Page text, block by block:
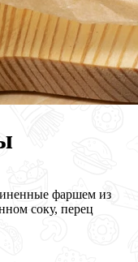
фаршем из
соку, перец